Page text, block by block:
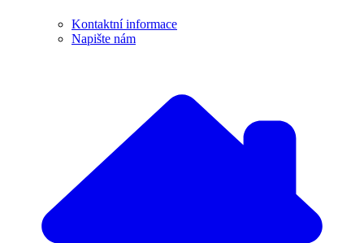
Kontaktní informace
Napište nám